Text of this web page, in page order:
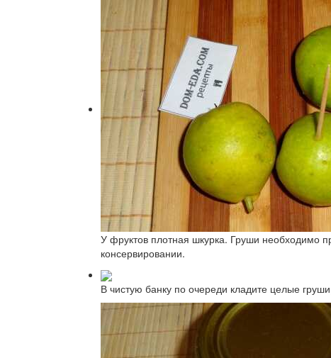
У фруктов плотная шкурка. Груши необходимо
консервировании.
В чистую банку по очереди кладите целые